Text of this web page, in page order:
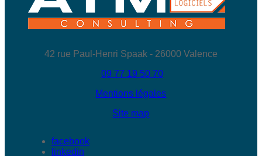
42 rue Paul-Henri Spaak - 26000 Valence
09 77 19 50 70
Mentions légales
Site map
facebook
linkedin